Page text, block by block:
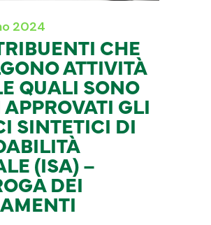
2024
CHE
ATTIVITÀ
QUALI SONO
APPROVATI GLI
SINTETICI DI
(ISA) –
DEI